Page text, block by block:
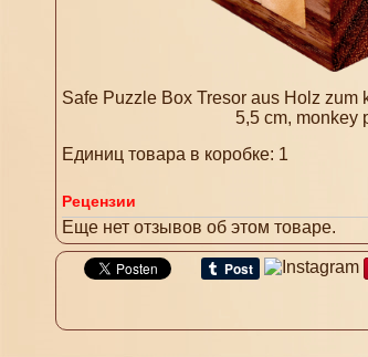
Safe Puzzle Box Tresor aus Holz zum
5,5 cm, monkey
Единиц товара в коробке: 1
Рецензии
Еще нет отзывов об этом товаре.